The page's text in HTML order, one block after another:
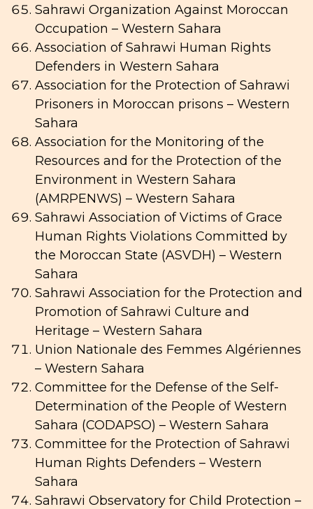
Sahrawi Organization Against Moroccan
Occupation – Western Sahara
Association of Sahrawi Human Rights
Defenders in Western Sahara
Association for the Protection of Sahrawi
Prisoners in Moroccan prisons – Western
Sahara
Association for the Monitoring of the
Resources and for the Protection of the
Environment in Western Sahara
(AMRPENWS) – Western Sahara
Sahrawi Association of Victims of Grace
Human Rights Violations Committed by
the Moroccan State (ASVDH) – Western
Sahara
Sahrawi Association for the Protection and
Promotion of Sahrawi Culture and
Heritage – Western Sahara
Union Nationale des Femmes Algériennes
– Western Sahara
Committee for the Defense of the Self-
Determination of the People of Western
Sahara (CODAPSO) – Western Sahara
Committee for the Protection of Sahrawi
Human Rights Defenders – Western
Sahara
Sahrawi Observatory for Child Protection –